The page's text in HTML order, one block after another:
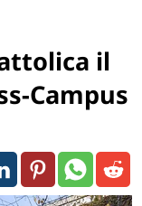
il
Campus